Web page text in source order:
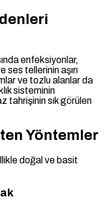
enfeksiyonlar,
tellerinin aşırı
ve tozlu alanlar da
sisteminin
tahrişinin sık görülen
Yöntemler
doğal ve basit